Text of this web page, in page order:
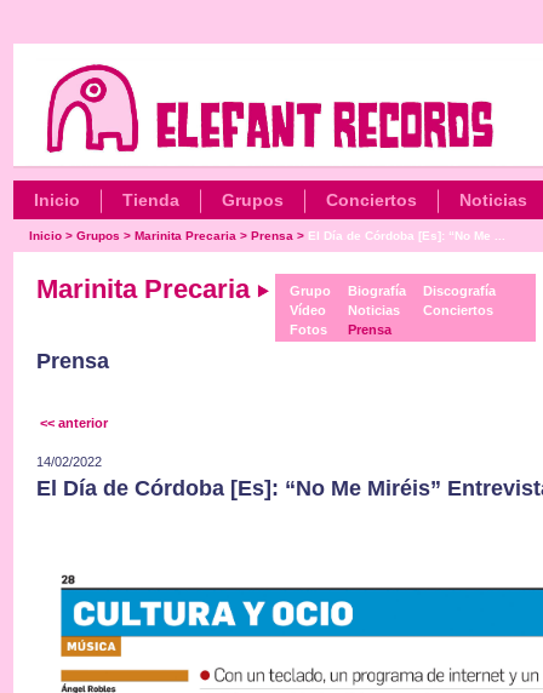
Inicio Tienda Grupos Conciertos Noticias
Inicio> Grupos > Marinita Precaria > Prensa > El Día de Córdoba [Es]: “No Me ...
Marinita Precaria
Grupo
Vídeo
Fotos
Biografía
Noticias
Prensa
Discografía
Conciertos
Prensa
<< anterior
14/02/2022
El Día de Córdoba [Es]: “No Me Miréis”